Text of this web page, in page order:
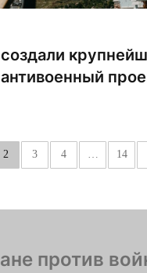
2 3 4 14
против